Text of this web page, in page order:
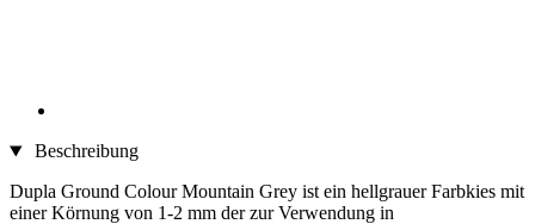
Beschreibung
Dupla Ground Colour Mountain Grey ist ein hellgrauer Farbkies mit
einer Körnung von 1-2 mm der zur Verwendung in